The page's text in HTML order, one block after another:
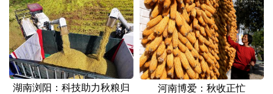
湖南浏阳：科技助力秋粮归
河南博爱：秋收正忙